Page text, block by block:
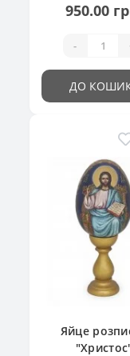
950.00
-
ДО
Яйце